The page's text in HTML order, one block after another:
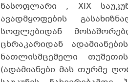
ნასოფლარი , XIX
ავადმყოფების
სოფლებიდან
ცხრაკარიდან
ნათლისმცემელი
(ადამიანები მას თურმე